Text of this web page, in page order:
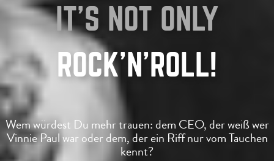
IT'S NOT ONLY
ROCK'N'ROLL!
Wem würdest Du mehr trauen: dem CEO, der weiß wer
Vinnie Paul war oder dem, der ein Riff nur vom Tauchen
kennt?